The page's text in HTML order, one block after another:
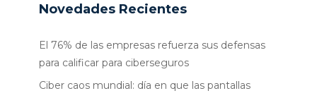
Novedades Recientes
El 76% de las empresas refuerza sus defensas
para calificar para ciberseguros
Ciber caos mundial: día en que las pantallas